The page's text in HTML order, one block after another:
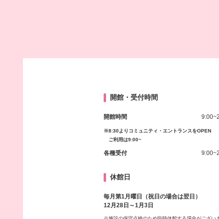
開館・受付時間
開館時間
※8:30よりコミュニティ・エントランスをOPEN
ご利用は9:00~
各種受付
休館日
毎月第1月曜日（祝日の場合は翌日）
12月28日～1月3日